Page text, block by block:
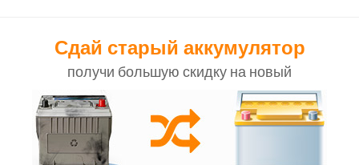
Сдай старый аккумулятор
получи большую скидку на новый